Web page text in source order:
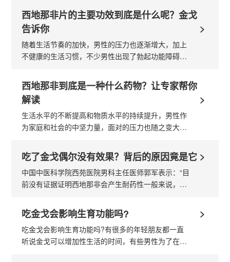
那非，因为那天被我看到的是粉色小药丸...
西地那非片的主要功效到底是什么呢？金戈
告诉你
>
随着生活节奏的加快，男性的压力也逐渐增大，加上
不健康的生活习惯，不少男性出现了勃起功能障碍
选择服用金戈这种西地那非片，但仍有...
西地那非到底是一种什么药物？让专家帮你
解读
>
生活水平的不断提高和物质水平的持续提升，男性作
为家庭和社会的中坚力量，面对的压力也随之变大，
生活方式，许多男性朋友渐渐发现在...
吃了金戈偶尔没有效果？背后的原因竟是它 >
中国中医科学院西苑医院男科主任医师郭军表示：“目
前没有证据证明西地那非会产生耐药性一般来说，药
才能达到治疗效果。大多数ED患者口服...
吃金戈会影响生育功能吗? >
吃金戈会影响生育功能吗?有很多的年轻朋友都一直
听说金戈可以增加性生活的时间，有些男性为了在性